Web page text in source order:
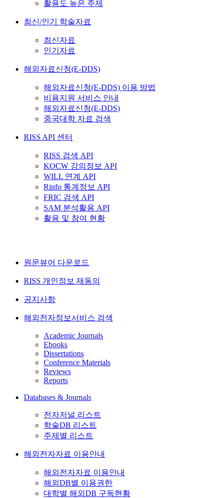
활용도 높은 주제
최신/인기 학술자료
최신자료
인기자료
해외자료신청(E-DDS)
해외자료신청(E-DDS) 이용 방법
비용지원 서비스 안내
해외자료신청(E-DDS)
중국대학 자료 검색
RISS API 센터
RISS 검색 API
KOCW 강의정보 API
WILL 연계 API
Rinfo 통계정보 API
FRIC 검색 API
SAM 분석활용 API
활용 및 참여 현황
원문뷰어 다운로드
RISS 개인정보 재동의
공지사항
해외전자정보서비스 검색
Academic Journals
Ebooks
Dissertations
Conference Materials
Reviews
Reports
Databases & Journals
전자저널 리스트
학술DB 리스트
주제별 리스트
해외전자자료 이용안내
해외전자자료 이용안내
해외DB별 이용권한
대학별 해외DB 구독현황